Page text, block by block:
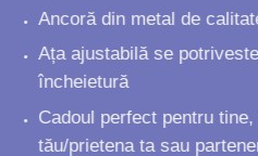
Ancoră din metal de
Ața ajustabilă se
încheietură
Cadoul perfect pentru
tău/prietena ta sau